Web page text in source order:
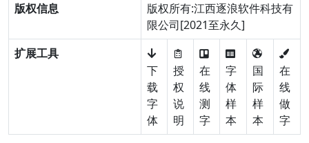
版权信息
版权所有:江西逐浪软件科技有
限公司[2021至永久]
扩展工具
下
载
字
体
授
权
说
明
在
线
测
字
字
体
样
本
国
际
样
本
在
线
做
字